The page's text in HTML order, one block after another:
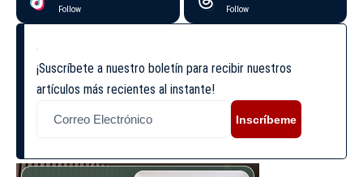
Follow Follow
¡Suscríbete a nuestro boletín para recibir nuestros
artículos más recientes al instante!
Inscríbeme